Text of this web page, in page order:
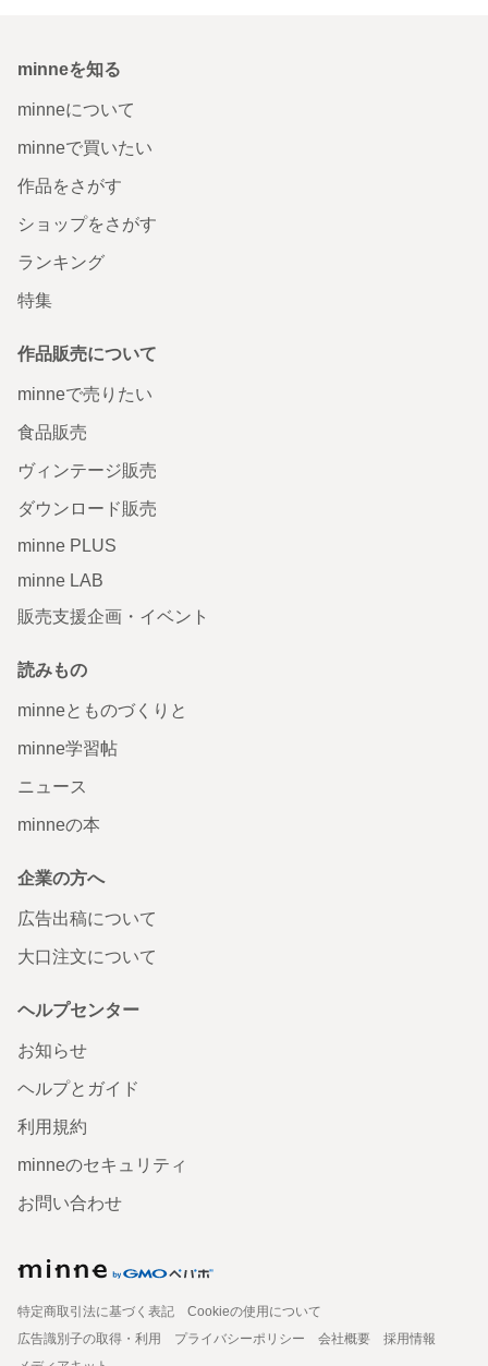
minneを知る
minneについて
minneで買いたい
作品をさがす
ショップをさがす
ランキング
特集
作品販売について
minneで売りたい
食品販売
ヴィンテージ販売
ダウンロード販売
minne PLUS
minne LAB
販売支援企画・イベント
読みもの
minneとものづくりと
minne学習帖
ニュース
minneの本
企業の方へ
広告出稿について
大口注文について
ヘルプセンター
お知らせ
ヘルプとガイド
利用規約
minneのセキュリティ
お問い合わせ
特定商取引法に基づく表記
Cookieの使用について
広告識別子の取得・利用
プライバシーポリシー 会社概要
採用情報